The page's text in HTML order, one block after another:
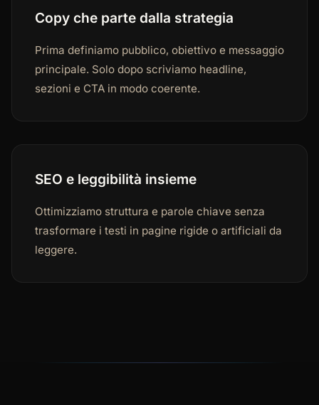
Copy che parte dalla strategia
Prima definiamo pubblico, obiettivo e messaggio
principale. Solo dopo scriviamo headline,
sezioni e CTA in modo coerente.
SEO e leggibilità insieme
Ottimizziamo struttura e parole chiave senza
trasformare i testi in pagine rigide o artificiali da
leggere.